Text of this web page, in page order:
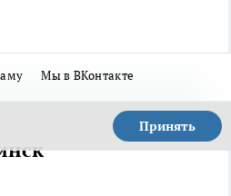
Мы в ВКонтакте
Принять